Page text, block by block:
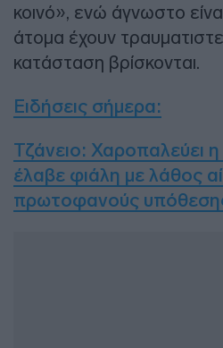
κοινό», ενώ άγνωστο
άτομα έχουν
κατάσταση βρίσκονται.
Ειδήσεις σήμερα:
Τζάνειο: Χαροπαλεύει
έλαβε φιάλη με λάθος
πρωτοφανούς